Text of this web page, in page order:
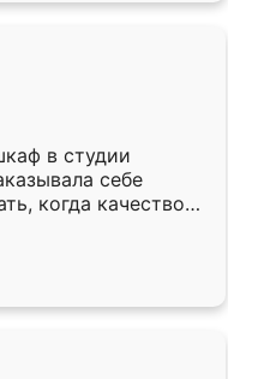
в студии
себе
когда качеством
кухня уже почти